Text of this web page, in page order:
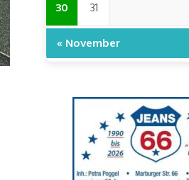
30 31
« November